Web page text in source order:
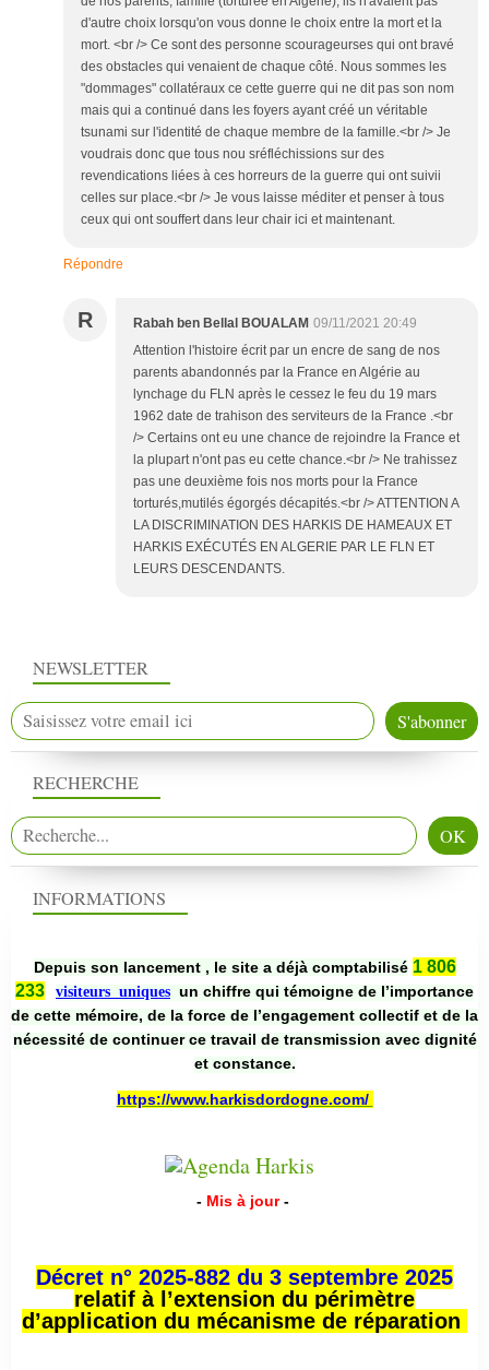
d'autre choix lorsqu'on vous donne le choix entre la mort et la
mort. <br /> Ce sont des personne scourageurses qui ont bravé
des obstacles qui venaient de chaque côté. Nous sommes les
"dommages" collatéraux ce cette guerre qui ne dit pas son nom
mais qui a continué dans les foyers ayant créé un véritable
tsunami sur l'identité de chaque membre de la famille.<br /> Je
voudrais donc que tous nou sréfléchissions sur des
revendications liées à ces horreurs de la guerre qui ont suivii
celles sur place.<br /> Je vous laisse méditer et penser à tous
ceux qui ont souffert dans leur chair ici et maintenant.
Répondre
R Rabah ben Bellal BOUALAM 09/11/2021 20:49
Attention l'histoire écrit par un encre de sang de nos
parents abandonnés par la France en Algérie au
lynchage du FLN après le cessez le feu du 19 mars
1962 date de trahison des serviteurs de la France .<br
/> Certains ont eu une chance de rejoindre la France et
la plupart n'ont pas eu cette chance.<br /> Ne trahissez
pas une deuxième fois nos morts pour la France
torturés,mutilés égorgés décapités.<br /> ATTENTION A
LA DISCRIMINATION DES HARKIS DE HAMEAUX ET
HARKIS EXÉCUTÉS EN ALGERIE PAR LE FLN ET
LEURS DESCENDANTS.
NEWSLETTER
RECHERCHE
INFORMATIONS
Depuis son lancement , le site a déjà comptabilisé 1 806
233
visiteurs uniques un chiffre qui témoigne de l’importance
de cette mémoire, de la force de l’engagement collectif et de la
nécessité de continuer ce travail de transmission avec dignité
et constance.
https://www.harkisdordogne.com/
- Mis à jour -
Décret n° 2025-882 du 3 septembre 2025
relatif à l’extension du périmètre
d’application du mécanisme de réparation